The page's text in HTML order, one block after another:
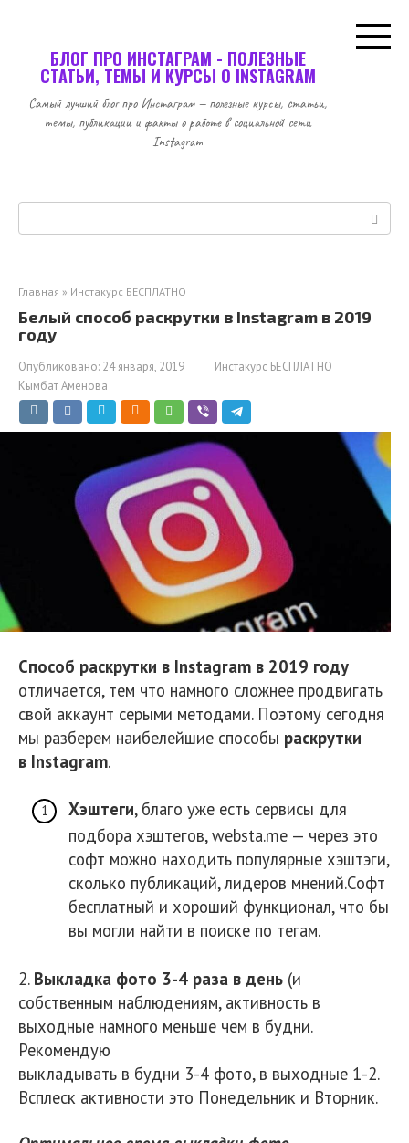
БЛОГ ПРО ИНСТАГРАМ - ПОЛЕЗНЫЕ
СТАТЬИ, ТЕМЫ И КУРСЫ О INSTAGRAM
Самый лучший блог про Инстаграм — полезные курсы, статьи,
темы, публикации и факты о работе в социальной сети
Instagram
Поиск:
Главная » Инстакурс БЕСПЛАТНО
Белый способ раскрутки в Instagram в 2019
году
Опубликовано: 24 января, 2019
Инстакурс БЕСПЛАТНО
Кымбат Аменова
Способ раскрутки в Instagram в 2019 году
отличается, тем что намного сложнее продвигать
свой аккаунт серыми методами. Поэтому сегодня
мы разберем наибелейшие способы раскрутки
в Instagram.
Хэштеги, благо уже есть сервисы для
подбора хэштегов, websta.me — через это
софт можно находить популярные хэштэги,
сколько публикаций, лидеров мнений.Софт
бесплатный и хороший функционал, что бы
вы могли найти в поиске по тегам.
2. Выкладка фото 3-4 раза в день (и
собственным наблюдениям, активность в
выходные намного меньше чем в будни.
Рекомендую
выкладывать в будни 3-4 фото, в выходные 1-2.
Всплеск активности это Понедельник и Вторник.